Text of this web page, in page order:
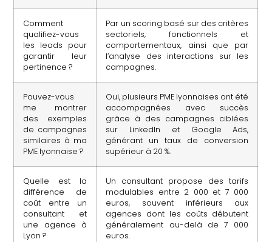
Comment
qualifiez-vous
les leads pour
garantir leur
pertinence ?
Par un scoring basé sur des critères
sectoriels, fonctionnels et
comportementaux, ainsi que par
l’analyse des interactions sur les
campagnes.
Pouvez-vous
me montrer
des exemples
de campagnes
similaires à ma
PME lyonnaise ?
Oui, plusieurs PME lyonnaises ont été
accompagnées avec succès
grâce à des campagnes ciblées
sur LinkedIn et Google Ads,
générant un taux de conversion
supérieur à 20 %.
Quelle est la
différence de
coût entre un
consultant et
une agence à
Lyon ?
Un consultant propose des tarifs
modulables entre 2 000 et 7 000
euros, souvent inférieurs aux
agences dont les coûts débutent
généralement au-delà de 7 000
euros.